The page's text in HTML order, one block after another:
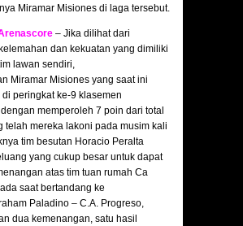
Miramar Misiones di laga tersebut.
– Jika dilihat dari
dan kekuatan yang dimiliki
lawan sendiri,
Miramar Misiones yang saat ini
peringkat ke-9 klasemen
memperoleh 7 poin dari total
telah mereka lakoni pada musim kali
tim besutan Horacio Peralta
yang cukup besar untuk dapat
atas tim tuan rumah Ca
saat bertandang ke
Paladino – C.A. Progreso,
dua kemenangan, satu hasil